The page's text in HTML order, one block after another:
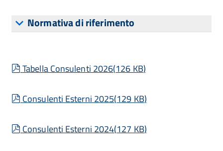
Normativa di riferimento
pdf
Tabella Consulenti 2026(126 KB)
pdf
Consulenti Esterni 2025(129 KB)
pdf
Consulenti Esterni 2024(127 KB)